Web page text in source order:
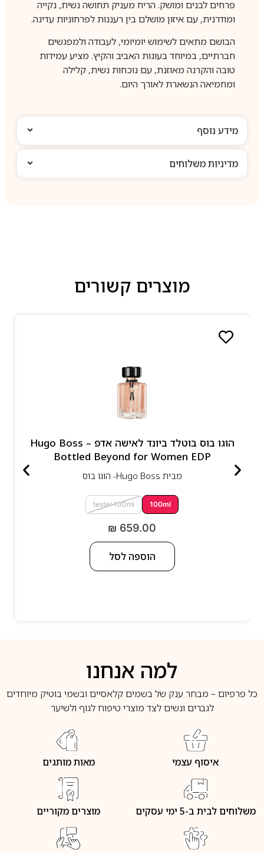
פרחים לבנים ומושק. הריח מעניק תחושה נשית, נקייה
ומודרנית, עם איזון מושלם בין רעננות לפרחוניות עדינה.
הבושם מתאים לשימוש יומיומי, לעבודה ולמפגשים
חברתיים, במיוחד בעונות האביב והקיץ. מציע עמידות
טובה והקרנה מאוזנת, עם נוכחות נשית, קלילה
ומחמיאה הנשארת לאורך היום.
מידע נוסף
מדיניות משלוחים
מוצרים קשורים
הוגו בוס בוטלד ביונד לאישה אדפ – Hugo Boss
Bottled Beyond for Women EDP
מבית Hugo Boss- הוגו בוס
100ml
tester 100ml
₪ 659.00
הוספה לסל
למה אנחנו
כל פרפיום – מבחר ענק של בשמים קלאסיים ובשמי בוטיק מיוחדים
לגברים ונשים לצד מוצרי טיפוח לגוף ולשיער
איסוף עצמי מאות מותגים
משלוחים לבית ב-5 ימי עסקים מוצרים מקוריים